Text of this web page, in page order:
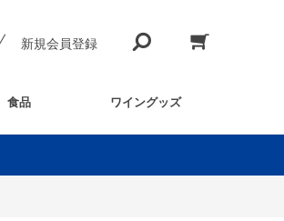
新規会員登録
食品 ワイングッズ